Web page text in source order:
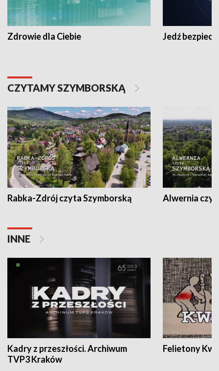
Zdrowie dla Ciebie Jedź
CZYTAMY SZYMBORSKĄ
Rabka-Zdrój czyta Szymborską Alwernia
INNE
Kadry z przeszłości. Archiwum
TVP3 Kraków
Felietony